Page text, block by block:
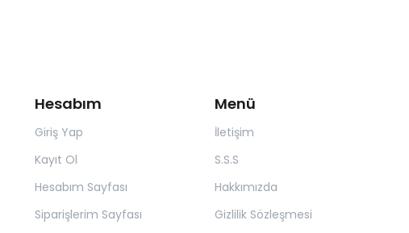
Hesabım
Giriş Yap
Kayıt Ol
Hesabım Sayfası
Siparişlerim Sayfası
Menü
İletişim
S.S.S
Hakkımızda
Gizlilik Sözleşmesi